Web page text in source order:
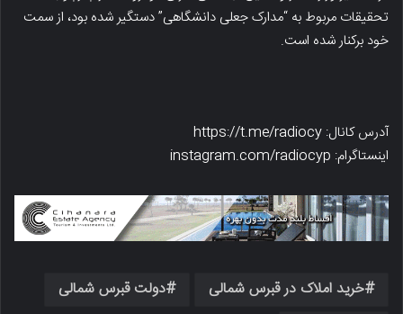
تحقیقات مربوط به “مدارک جعلی دانشگاهی” دستگیر شده بود، از سمت
خود برکنار شده است.
آدرس کانال: https://t.me/radiocy
اینستاگرام: instagram.com/radiocyp
خرید املاک در قبرس شمالی
دولت قبرس شمالی